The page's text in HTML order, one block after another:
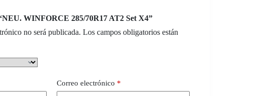
WINFORCE 285/70R17 AT2 Set X4”
no será publicada. Los campos obligatorios están
Correo electrónico *